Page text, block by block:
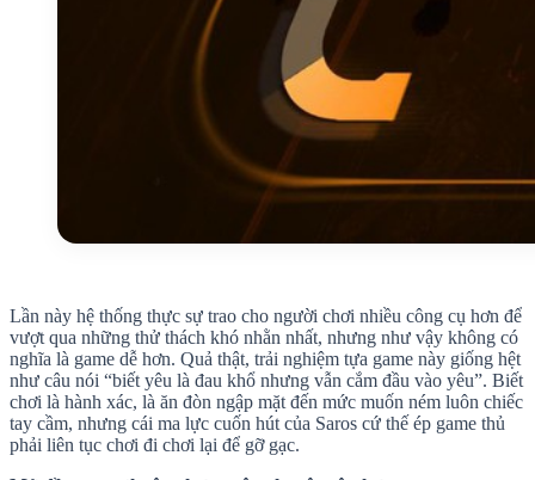
Lần này hệ thống thực sự trao cho người chơi nhiều công cụ hơn để
vượt qua những thử thách khó nhằn nhất, nhưng như vậy không có
nghĩa là game dễ hơn. Quả thật, trải nghiệm tựa game này giống hệt
như câu nói “biết yêu là đau khổ nhưng vẫn cắm đầu vào yêu”. Biết
chơi là hành xác, là ăn đòn ngập mặt đến mức muốn ném luôn chiếc
tay cầm, nhưng cái ma lực cuốn hút của Saros cứ thế ép game thủ
phải liên tục chơi đi chơi lại để gỡ gạc.